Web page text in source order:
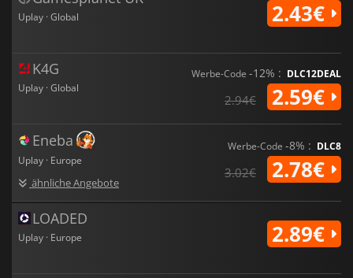
Uplay · Global 2.43€
K4G
Uplay · Global
Werbe-Code -12% : DLC12DEAL
2.94€ 2.59€
Eneba
Uplay · Europe
ähnliche Angebote
Werbe-Code -8% : DLC8
3.02€ 2.78€
LOADED
Uplay · Europe 2.89€